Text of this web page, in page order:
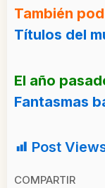
También
Títulos del
El año
Fantasmas
Post
COMPARTIR